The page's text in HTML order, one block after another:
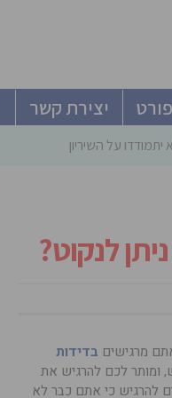
יצירת קשר
על השיריון – גוברים ס
לנקוט?
מרגישים בדידות
ומותר לכם להרגיש את
להרגיש כי אתם כבר לא